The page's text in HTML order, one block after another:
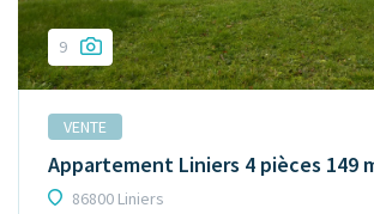
9
VENTE
Appartement Liniers 4 pièces 149
86800 Liniers